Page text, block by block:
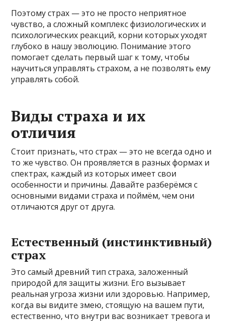
Поэтому страх — это не просто неприятное
чувство, а сложный комплекс физиологических и
психологических реакций, корни которых уходят
глубоко в нашу эволюцию. Понимание этого
помогает сделать первый шаг к тому, чтобы
научиться управлять страхом, а не позволять ему
управлять собой.
Виды страха и их
отличия
Стоит признать, что страх — это не всегда одно и
то же чувство. Он проявляется в разных формах и
спектрах, каждый из которых имеет свои
особенности и причины. Давайте разберёмся с
основными видами страха и поймём, чем они
отличаются друг от друга.
Естественный (инстинктивный)
страх
Это самый древний тип страха, заложенный
природой для защиты жизни. Его вызывает
реальная угроза жизни или здоровью. Например,
когда вы видите змею, стоящую на вашем пути,
естественно, что внутри вас возникает тревога и